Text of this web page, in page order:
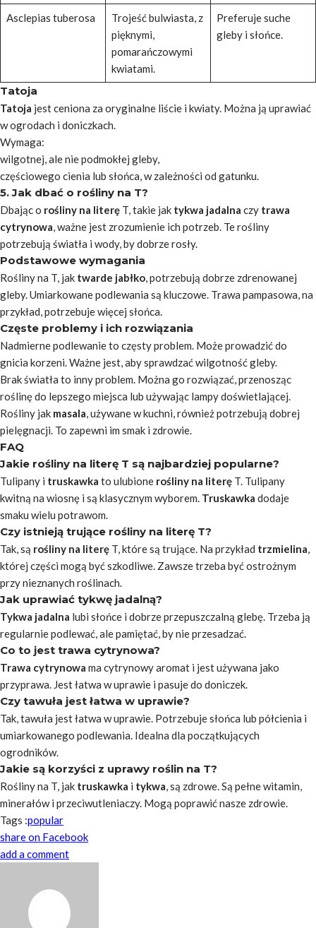
Asclepias tuberosa
Trojeść bulwiasta, z
pięknymi,
pomarańczowymi
kwiatami.
Preferuje suche
gleby i słońce.
Tatoja
Tatoja jest ceniona za oryginalne liście i kwiaty. Można ją uprawiać
w ogrodach i doniczkach.
Wymaga:
wilgotnej, ale nie podmokłej gleby,
częściowego cienia lub słońca, w zależności od gatunku.
5. Jak dbać o rośliny na T?
Dbając o rośliny na literę T, takie jak tykwa jadalna czy trawa
cytrynowa, ważne jest zrozumienie ich potrzeb. Te rośliny
potrzebują światła i wody, by dobrze rosły.
Podstawowe wymagania
Rośliny na T, jak twarde jabłko, potrzebują dobrze zdrenowanej
gleby. Umiarkowane podlewania są kluczowe. Trawa pampasowa, na
przykład, potrzebuje więcej słońca.
Częste problemy i ich rozwiązania
Nadmierne podlewanie to częsty problem. Może prowadzić do
gnicia korzeni. Ważne jest, aby sprawdzać wilgotność gleby.
Brak światła to inny problem. Można go rozwiązać, przenosząc
roślinę do lepszego miejsca lub używając lampy doświetlającej.
Rośliny jak masala, używane w kuchni, również potrzebują dobrej
pielęgnacji. To zapewni im smak i zdrowie.
FAQ
Jakie rośliny na literę T są najbardziej popularne?
Tulipany i truskawka to ulubione rośliny na literę T. Tulipany
kwitną na wiosnę i są klasycznym wyborem. Truskawka dodaje
smaku wielu potrawom.
Czy istnieją trujące rośliny na literę T?
Tak, są rośliny na literę T, które są trujące. Na przykład trzmielina,
której części mogą być szkodliwe. Zawsze trzeba być ostrożnym
przy nieznanych roślinach.
Jak uprawiać tykwę jadalną?
Tykwa jadalna lubi słońce i dobrze przepuszczalną glebę. Trzeba ją
regularnie podlewać, ale pamiętać, by nie przesadzać.
Co to jest trawa cytrynowa?
Trawa cytrynowa ma cytrynowy aromat i jest używana jako
przyprawa. Jest łatwa w uprawie i pasuje do doniczek.
Czy tawuła jest łatwa w uprawie?
Tak, tawuła jest łatwa w uprawie. Potrzebuje słońca lub półcienia i
umiarkowanego podlewania. Idealna dla początkujących
ogrodników.
Jakie są korzyści z uprawy roślin na T?
Rośliny na T, jak truskawka i tykwa, są zdrowe. Są pełne witamin,
minerałów i przeciwutleniaczy. Mogą poprawić nasze zdrowie.
Tags :popular
share on Facebook
add a comment